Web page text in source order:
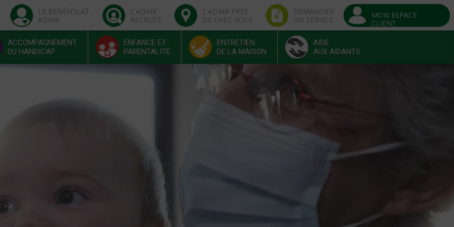
LE BÉNÉVOLAT
ADMR
L'ADMR
RECRUTE
L'ADMR PRÈS
DE CHEZ VOUS
DEMANDER
UN SERVICE
MON ESPACE
CLIENT
ACCOMPAGNEMENT
DU HANDICAP
ENFANCE ET
PARENTALITÉ
ENTRETIEN
DE LA MAISON
AIDE
AUX AIDANTS